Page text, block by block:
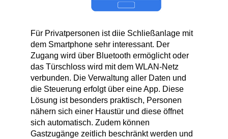
Für Privatpersonen ist diie Schließanlage mit
dem Smartphone sehr interessant. Der
Zugang wird über Bluetooth ermöglicht oder
das Türschloss wird mit dem WLAN-Netz
verbunden. Die Verwaltung aller Daten und
die Steuerung erfolgt über eine App. Diese
Lösung ist besonders praktisch, Personen
nähern sich einer Haustür und diese öffnet
sich automatisch. Zudem können
Gastzugänge zeitlich beschränkt werden und